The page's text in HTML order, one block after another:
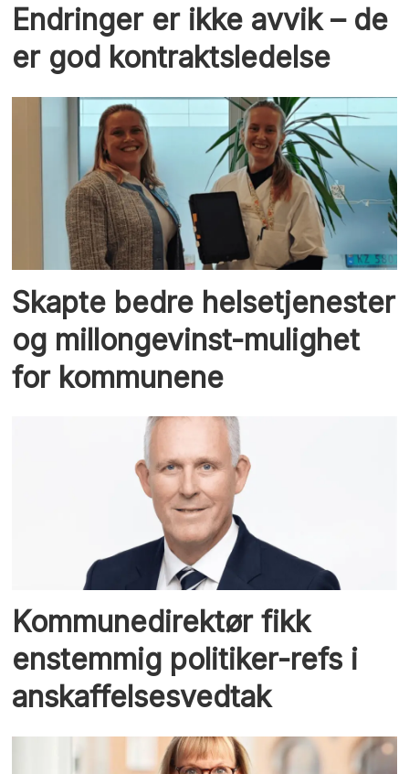
Endringer er ikke avvik – de
er god kontraktsledelse
Skapte bedre helsetjenester
og millongevinst-mulighet
for kommunene
Kommunedirektør fikk
enstemmig politiker-refs i
anskaffelsesvedtak